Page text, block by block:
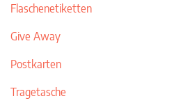
Flaschenetiketten
Give Away
Postkarten
Tragetasche